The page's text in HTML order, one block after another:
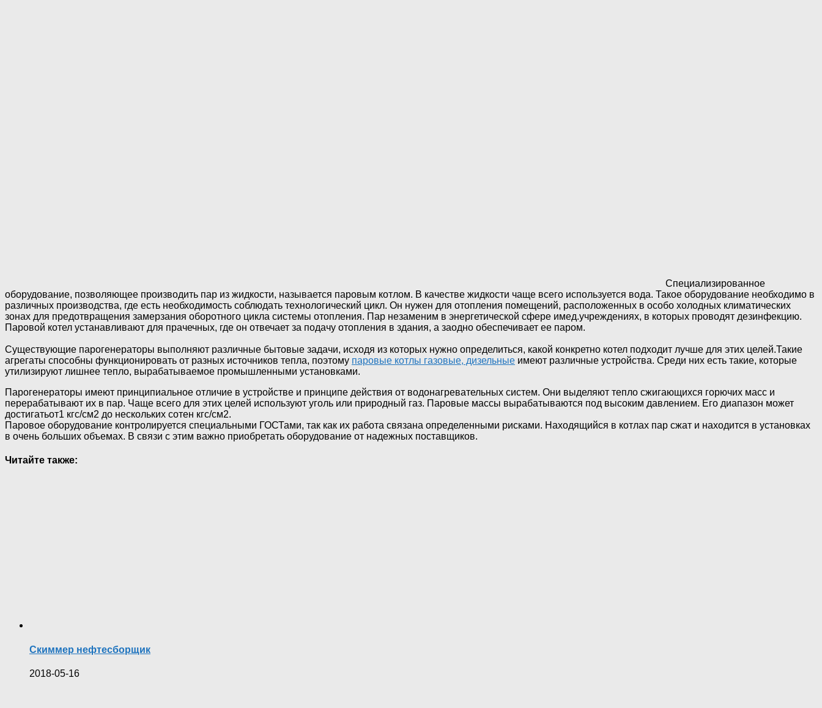
Специализированное
оборудование, позволяющее производить пар из жидкости, называется паровым котлом. В качестве жидкости чаще всего используется вода. Такое оборудование необходимо в
различных производства, где есть необходимость соблюдать технологический цикл. Он нужен для отопления помещений, расположенных в особо холодных климатических
зонах для предотвращения замерзания оборотного цикла системы отопления. Пар незаменим в энергетической сфере имед.учреждениях, в которых проводят дезинфекцию.
Паровой котел устанавливают для прачечных, где он отвечает за подачу отопления в здания, а заодно обеспечивает ее паром.
Существующие парогенераторы выполняют различные бытовые задачи, исходя из которых нужно определиться, какой конкретно котел подходит лучше для этих целей.Такие
агрегаты способны функционировать от разных источников тепла, поэтому паровые котлы газовые, дизельные имеют различные устройства. Среди них есть такие, которые
утилизируют лишнее тепло, вырабатываемое промышленными установками.
Парогенераторы имеют принципиальное отличие в устройстве и принципе действия от водонагревательных систем. Они выделяют тепло сжигающихся горючих масс и
перерабатывают их в пар. Чаще всего для этих целей используют уголь или природный газ. Паровые массы вырабатываются под высоким давлением. Его диапазон может
достигатьот1 кгс/см2 до нескольких сотен кгс/см2.
Паровое оборудование контролируется специальными ГОСТами, так как их работа связана определенными рисками. Находящийся в котлах пар сжат и находится в установках
в очень больших объемах. В связи с этим важно приобретать оборудование от надежных поставщиков.
Читайте также:
Cкиммер нефтесборщик
2018-05-16